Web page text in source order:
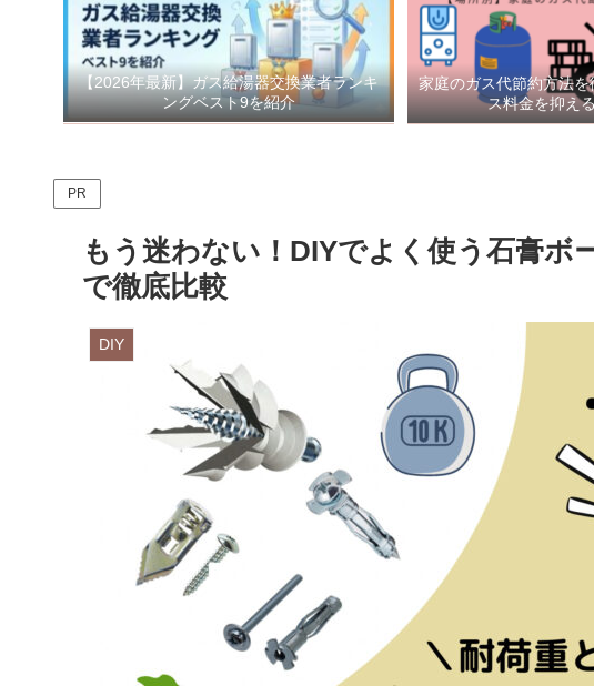
【2026年最新】ガス給湯器交換業者ランキ
ングベスト9を紹介
家庭のガス代節約方法
ス料金を抑え
PR
もう迷わない！DIYでよく使う石膏ボ
で徹底比較
DIY